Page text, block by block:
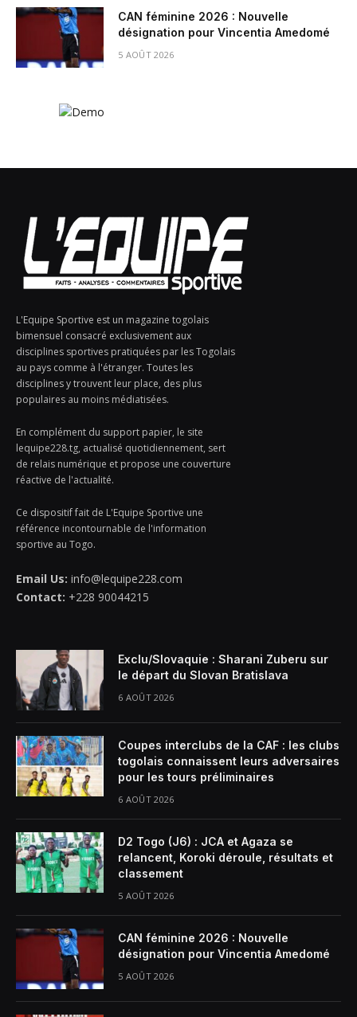
CAN féminine 2026 : Nouvelle
désignation pour Vincentia Amedomé
5 AOÛT 2026
L'Equipe Sportive est un magazine togolais
bimensuel consacré exclusivement aux
disciplines sportives pratiquées par les Togolais
au pays comme à l'étranger. Toutes les
disciplines y trouvent leur place, des plus
populaires au moins médiatisées.
En complément du support papier, le site
lequipe228.tg, actualisé quotidiennement, sert
de relais numérique et propose une couverture
réactive de l'actualité.
Ce dispositif fait de L'Equipe Sportive une
référence incontournable de l'information
sportive au Togo.
Email Us: info@lequipe228.com
Contact: +228 90044215
Exclu/Slovaquie : Sharani Zuberu sur
le départ du Slovan Bratislava
6 AOÛT 2026
Coupes interclubs de la CAF : les clubs
togolais connaissent leurs adversaires
pour les tours préliminaires
6 AOÛT 2026
D2 Togo (J6) : JCA et Agaza se
relancent, Koroki déroule, résultats et
classement
5 AOÛT 2026
CAN féminine 2026 : Nouvelle
désignation pour Vincentia Amedomé
5 AOÛT 2026